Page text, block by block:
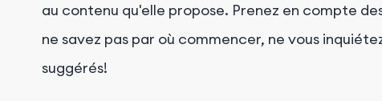
au contenu qu'elle propose. Prenez en compte
ne savez pas par où commencer, ne vous
suggérés!